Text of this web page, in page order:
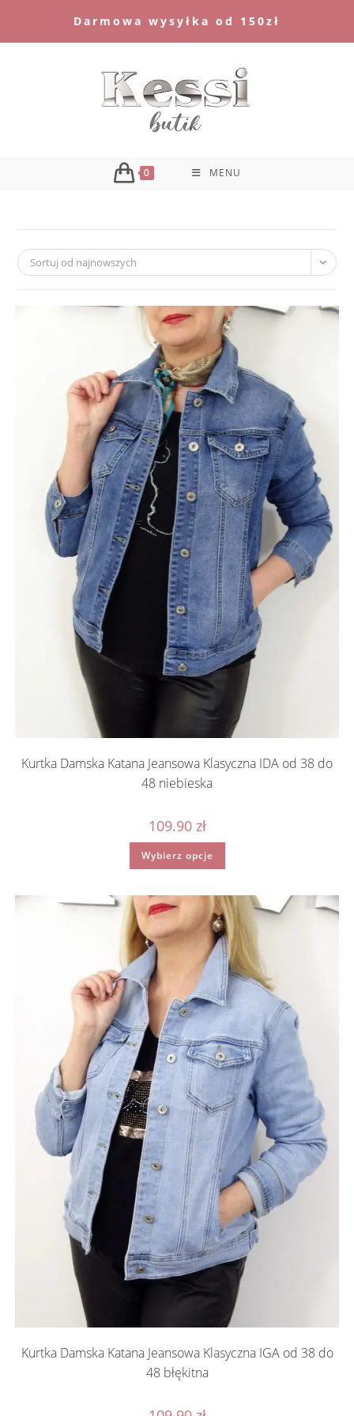
Darmowa wysyłka od 150zł
0 MENU
Sortuj od najnowszych
Kurtka Damska Katana Jeansowa Klasyczna IDA od 38 do
48 niebieska
109.90 zł
Wybierz opcje
Ten
ma
Opcje
można
wybrać
na
stronie
produktu
Kurtka Damska Katana Jeansowa Klasyczna IGA od 38 do
48 błękitna